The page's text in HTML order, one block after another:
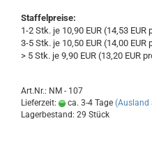
Staffelpreise:
1-2 Stk. je 10,90 EUR (14,53 EUR
3-5 Stk. je 10,50 EUR (14,00 EUR
> 5 Stk. je 9,90 EUR (13,20 EUR
Art.Nr.: NM - 107
Lieferzeit:
ca. 3-4 Tage (Ausland
Lagerbestand: 29 Stück